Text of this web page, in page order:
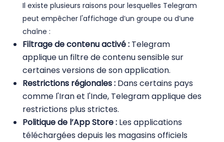
Il existe plusieurs raisons pour lesquelles Telegram
peut empêcher l'affichage d’un groupe ou d’une
chaîne :
Filtrage de contenu activé : Telegram
applique un filtre de contenu sensible sur
certaines versions de son application.
Restrictions régionales : Dans certains pays
comme l'Iran et l'Inde, Telegram applique des
restrictions plus strictes.
Politique de l’App Store : Les applications
téléchargées depuis les magasins officiels